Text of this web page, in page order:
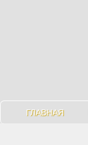
ГЛАВНАЯ